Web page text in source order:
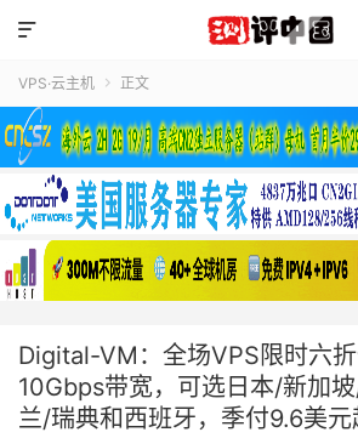

VPS·云主机  正文
Digital-VM：全场VPS限时六
10Gbps带宽，可选日本/新加
兰/瑞典和西班牙，季付9.6美元